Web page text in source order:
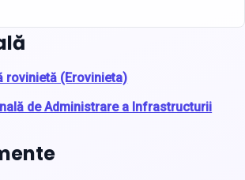
rovinietă (Erovinieta)
de Administrare a Infrastructurii